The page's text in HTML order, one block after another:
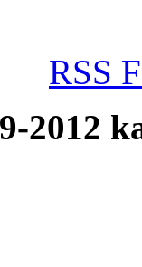
RSS
2012